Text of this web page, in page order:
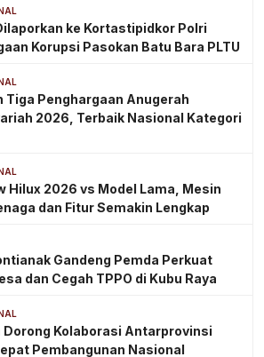
ke Kortastipidkor Polri
Korupsi Pasokan Batu Bara PLTU
Tiga Penghargaan Anugerah
2026, Terbaik Nasional Kategori
Hilux 2026 vs Model Lama, Mesin
dan Fitur Semakin Lengkap
Gandeng Pemda Perkuat
dan Cegah TPPO di Kubu Raya
Dorong Kolaborasi Antarprovinsi
Pembangunan Nasional